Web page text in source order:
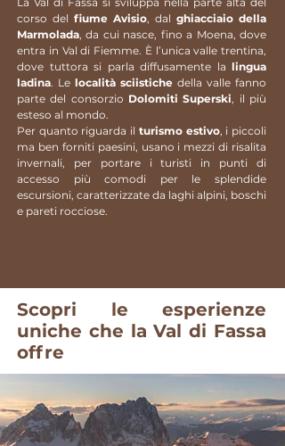
corso del fiume Avisio, dal ghiacciaio della
Marmolada, da cui nasce, fino a Moena, dove
entra in Val di Fiemme. È l’unica valle trentina,
dove tuttora si parla diffusamente la lingua
ladina. Le località sciistiche della valle fanno
parte del consorzio Dolomiti Superski, il più
esteso al mondo.
Per quanto riguarda il turismo estivo, i piccoli
ma ben forniti paesini, usano i mezzi di risalita
invernali, per portare i turisti in punti di
accesso più comodi per le splendide
escursioni, caratterizzate da laghi alpini, boschi
e pareti rocciose.
Scopri le esperienze
uniche che la Val di Fassa
offre